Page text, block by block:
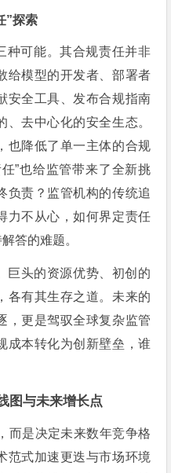
”探索
种可能。其合规责任并非
给模型的开发者、部署者
安全工具、发布合规指南
去中心化的安全生态。
也降低了单一主体的合规
”也给监管带来了全新挑
负责？监管机构的传统追
力不从心，如何界定责任
答的难题。
巨头的资源优势、初创的
各有其生存之道。未来的
，更是驾驭全球复杂监管
成本转化为创新壁垒，谁
图与未来增长点
而是决定未来数年竞争格
范式加速更迭与市场环境